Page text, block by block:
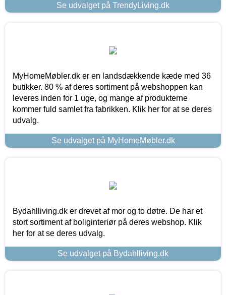
Se udvalget på TrendyLiving.dk
MyHomeMøbler.dk er en landsdækkende kæde med 36
butikker. 80 % af deres sortiment på webshoppen kan
leveres inden for 1 uge, og mange af produkterne
kommer fuld samlet fra fabrikken. Klik her for at se deres
udvalg.
Se udvalget på MyHomeMøbler.dk
Bydahlliving.dk er drevet af mor og to døtre. De har et
stort sortiment af boliginteriør på deres webshop. Klik
her for at se deres udvalg.
Se udvalget på Bydahlliving.dk